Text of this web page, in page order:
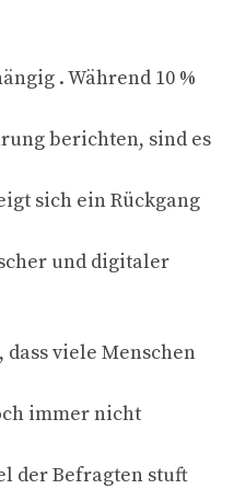
. Während 10 %
berichten, sind es
sich ein Rückgang
und digitaler
viele Menschen
immer nicht
der Befragten stuft